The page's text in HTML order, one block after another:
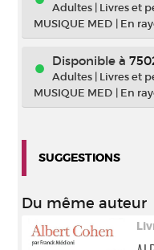
Adultes | Livres et
MUSIQUE MED | En
Disponible à
Adultes | Livres et
MUSIQUE MED | En
SUGGESTIONS
Du même auteur